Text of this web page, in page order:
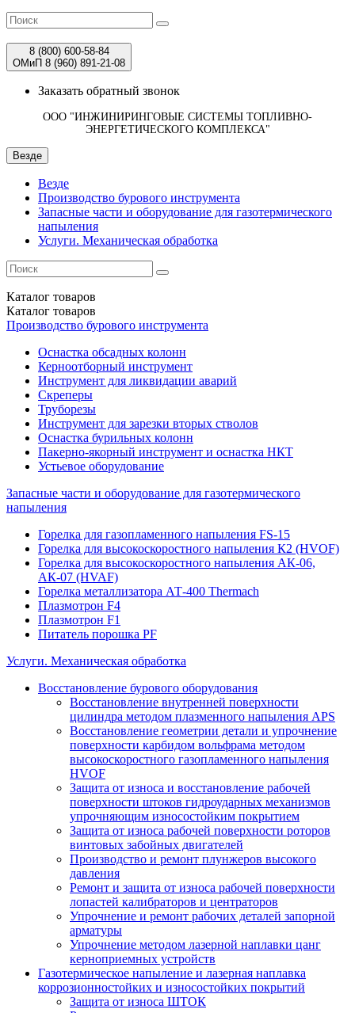
8 (800) 600-58-84
ОМиП 8 (960) 891-21-08
Заказать обратный звонок
ООО "ИНЖИНИРИНГОВЫЕ СИСТЕМЫ ТОПЛИВНО-
ЭНЕРГЕТИЧЕСКОГО КОМПЛЕКСА"
Везде
Везде
Производство бурового инструмента
Запасные части и оборудование для газотермического
напыления
Услуги. Механическая обработка
Каталог товаров
Каталог товаров
Производство бурового инструмента
Оснастка обсадных колонн
Керноотборный инструмент
Инструмент для ликвидации аварий
Скреперы
Труборезы
Инструмент для зарезки вторых стволов
Оснастка бурильных колонн
Пакерно-якорный инструмент и оснастка НКТ
Устьевое оборудование
Запасные части и оборудование для газотермического
напыления
Горелка для газопламенного напыления FS-15
Горелка для высокоскоростного напыления К2 (HVOF)
Горелка для высокоскоростного напыления АК-06,
АК-07 (HVAF)
Горелка металлизатора АТ-400 Thermach
Плазмотрон F4
Плазмотрон F1
Питатель порошка PF
Услуги. Механическая обработка
Восстановление бурового оборудования
Восстановление внутренней поверхности
цилиндра методом плазменного напыления APS
Восстановление геометрии детали и упрочнение
поверхности карбидом вольфрама методом
высокоскоростного газопламенного напыления
HVOF
Защита от износа и восстановление рабочей
поверхности штоков гидроударных механизмов
упрочняющим износостойким покрытием
Защита от износа рабочей поверхности роторов
винтовых забойных двигателей
Производство и ремонт плунжеров высокого
давления
Ремонт и защита от износа рабочей поверхности
лопастей калибраторов и центраторов
Упрочнение и ремонт рабочих деталей запорной
арматуры
Упрочнение методом лазерной наплавки цанг
керноприемных устройств
Газотермическое напыление и лазерная наплавка
коррозионностойких и износостойких покрытий
Защита от износа ШТОК